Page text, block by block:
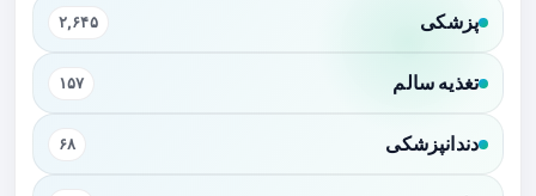
پزشکی ۲,۶۴۵
تغذیه سالم ۱۵۷
دندانپزشکی ۶۸